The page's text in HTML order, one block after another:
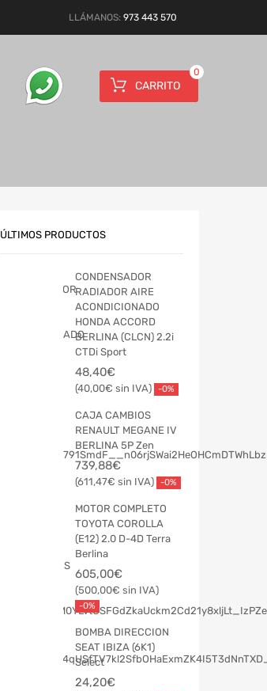
LLÁMANOS: 973 443 570
CARRITO
0
ÚLTIMOS PRODUCTOS
CONDENSADOR
RADIADOR AIRE
ACONDICIONADO
HONDA ACCORD
BERLINA (CLCN) 2.2i
CTDi Sport
48,40€
40,00€ -0%
CAJA CAMBIOS
RENAULT MEGANE IV
BERLINA 5P Zen
739,88€
611,47€ -0%
MOTOR COMPLETO
TOYOTA COROLLA
(E12) 2.0 D-4D Terra
Berlina
605,00€
500,00€
-0%
BOMBA DIRECCION
SEAT IBIZA (6K1)
Select
24,20€